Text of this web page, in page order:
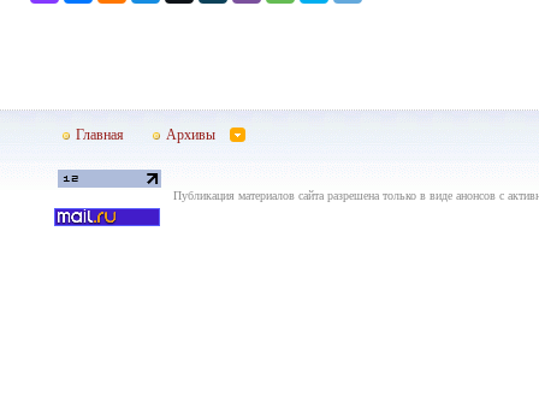
Главная Архивы
Публикация материалов сайта разрешена только в виде анонсов с